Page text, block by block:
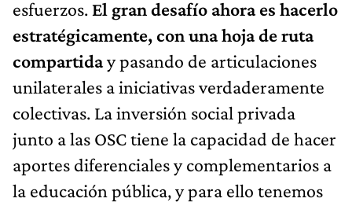
esfuerzos. El gran desafío ahora es hacerlo
estratégicamente, con una hoja de ruta
compartiday pasando de articulaciones
unilaterales a iniciativas verdaderamente
colectivas. La inversión social privada
junto a las OSC tiene la capacidad de hacer
aportes diferenciales y complementarios a
la educación pública, y para ello tenemos